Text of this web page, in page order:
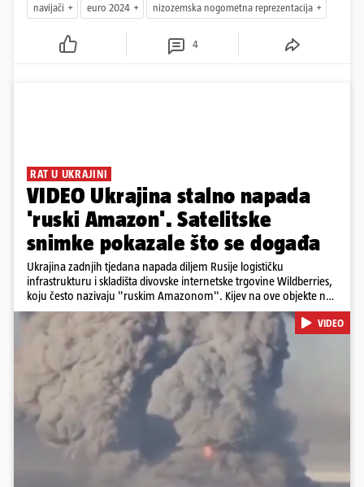
navijači euro 2024 nizozemska nogometna reprezentacija
4
RAT U UKRAJINI
VIDEO Ukrajina stalno napada
'ruski Amazon'. Satelitske
snimke pokazale što se događa
Ukrajina zadnjih tjedana napada diljem Rusije logističku
infrastrukturu i skladišta divovske internetske trgovine Wildberries,
koju često nazivaju "ruskim Amazonom". Kijev na ove objekte ne
gleda samo kao na obična trgovačka skladišta, već tvrdi da ih ruske
snage koriste i za vojne potrebe, odnosno za skladištenje i
distribuciju dijelova za dronove i druge opreme koja se koristi u
ratu. S druge strane, napadi služe i kao izravan odgovor na ruska
bombardiranja ukrajinske poštanske i logističke infrastrukture te
kao način da se ekonomske posljedice rata prenesu dublje na ruski
teritorij i približe običnim građanima.
Pokretanje videa...
VIDEO